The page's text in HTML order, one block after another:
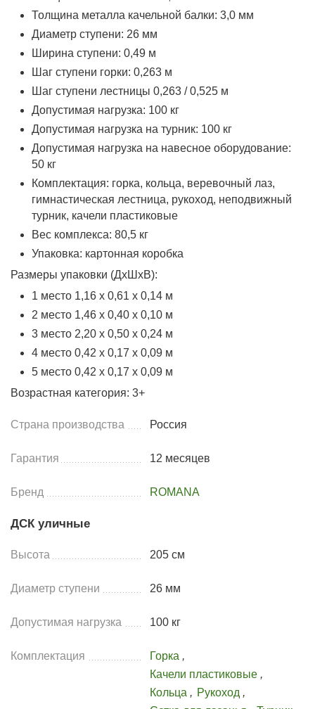
Толщина металла качельной балки: 3,0 мм
Диаметр ступени: 26 мм
Ширина ступени: 0,49 м
Шаг ступени горки: 0,263 м
Шаг ступени лестницы 0,263 / 0,525 м
Допустимая нагрузка: 100 кг
Допустимая нагрузка на турник: 100 кг
Допустимая нагрузка на навесное оборудование:
50 кг
Комплектация: горка, кольца, веревочный лаз,
гимнастическая лестница, рукоход, неподвижный
турник, качели пластиковые
Вес комплекса: 80,5 кг
Упаковка: картонная коробка
Размеры упаковки (ДхШхВ):
1 место 1,16 х 0,61 х 0,14 м
2 место 1,46 х 0,40 х 0,10 м
3 место 2,20 х 0,50 х 0,24 м
4 место 0,42 х 0,17 х 0,09 м
5 место 0,42 х 0,17 х 0,09 м
Возрастная категория: 3+
Страна производства Россия
Гарантия 12 месяцев
Бренд ROMANA
ДСК уличные
Высота 205 см
Диаметр ступени 26 мм
Допустимая нагрузка 100 кг
Комплектация Горка ,
Качели пластиковые ,
Кольца , Рукоход ,